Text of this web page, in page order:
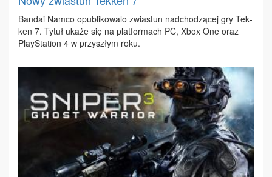
Ban­dai Na­mco opu­bli­ko­wa­lo zwia­stun nad­cho­dzą­cej gry Tek­
ken 7. Ty­tuł uka­że się na plat­for­mach PC, Xbox One oraz
Play­Sta­tion 4 w przy­szłym ro­ku.